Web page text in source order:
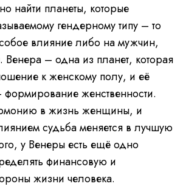
найти планеты, которые
гендерному типу – то
влияние либо на мужчин,
– одна из планет, которая
к женскому полу, и её
женственности.
в жизнь женщины, и
судьба меняется в лучшую
у Венеры есть ещё одно
финансовую и
жизни человека.